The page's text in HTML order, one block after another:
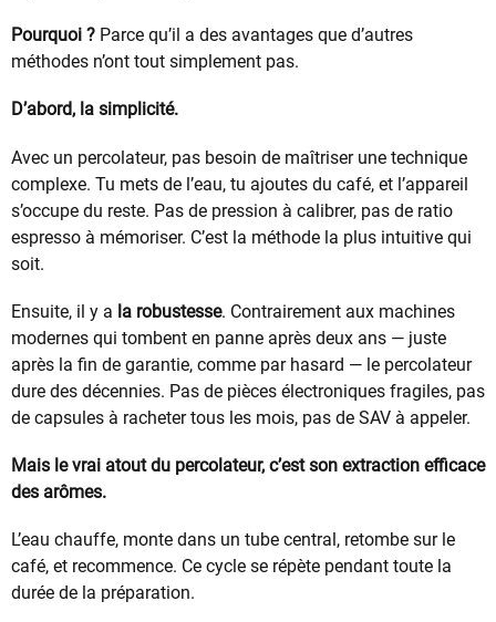
Pourquoi ? Parce qu’il a des avantages que d’autres
méthodes n’ont tout simplement pas.
D’abord, la simplicité.
Avec un percolateur, pas besoin de maîtriser une technique
complexe. Tu mets de l’eau, tu ajoutes du café, et l’appareil
s’occupe du reste. Pas de pression à calibrer, pas de ratio
espresso à mémoriser. C’est la méthode la plus intuitive qui
soit.
Ensuite, il y a la robustesse. Contrairement aux machines
modernes qui tombent en panne après deux ans — juste
après la fin de garantie, comme par hasard — le percolateur
dure des décennies. Pas de pièces électroniques fragiles, pas
de capsules à racheter tous les mois, pas de SAV à appeler.
Mais le vrai atout du percolateur, c’est son extraction efficace
des arômes.
L’eau chauffe, monte dans un tube central, retombe sur le
café, et recommence. Ce cycle se répète pendant toute la
durée de la préparation.